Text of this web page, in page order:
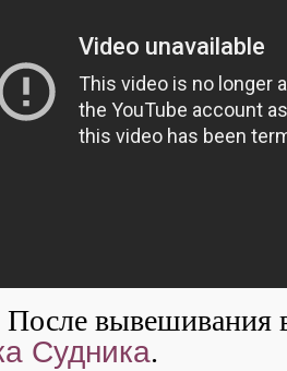
После вывешивания
Судника.